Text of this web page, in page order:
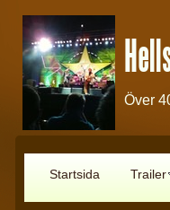
Över
Startsida Trailer